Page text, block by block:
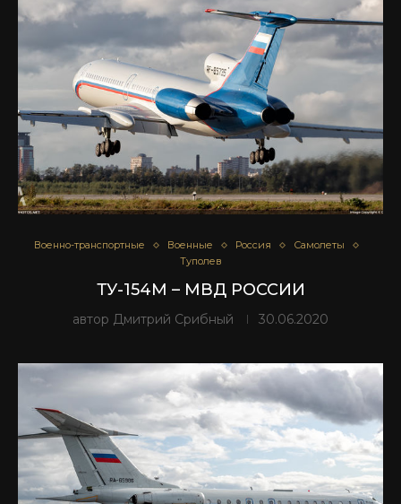
Военно-транспортные Военные Россия
Самолеты
Туполев
ТУ-154М – МВД РОССИИ
автор Дмитрий Срибный 30.06.2020